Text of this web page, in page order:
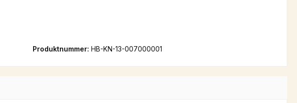
Produktnummer: HB-KN-13-007000001